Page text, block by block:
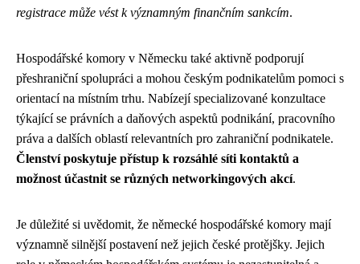
registrace může vést k významným finančním sankcím.
Hospodářské komory v Německu také aktivně podporují
přeshraniční spolupráci a mohou českým podnikatelům pomoci s
orientací na místním trhu. Nabízejí specializované konzultace
týkající se právních a daňových aspektů podnikání, pracovního
práva a dalších oblastí relevantních pro zahraniční podnikatele.
Členství poskytuje přístup k rozsáhlé síti kontaktů a
možnost účastnit se různých networkingových akcí.
Je důležité si uvědomit, že německé hospodářské komory mají
významně silnější postavení než jejich české protějšky. Jejich